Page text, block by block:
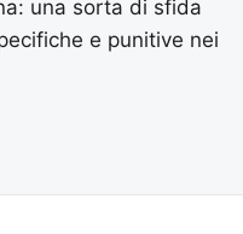
una sorta di sfida
e punitive nei